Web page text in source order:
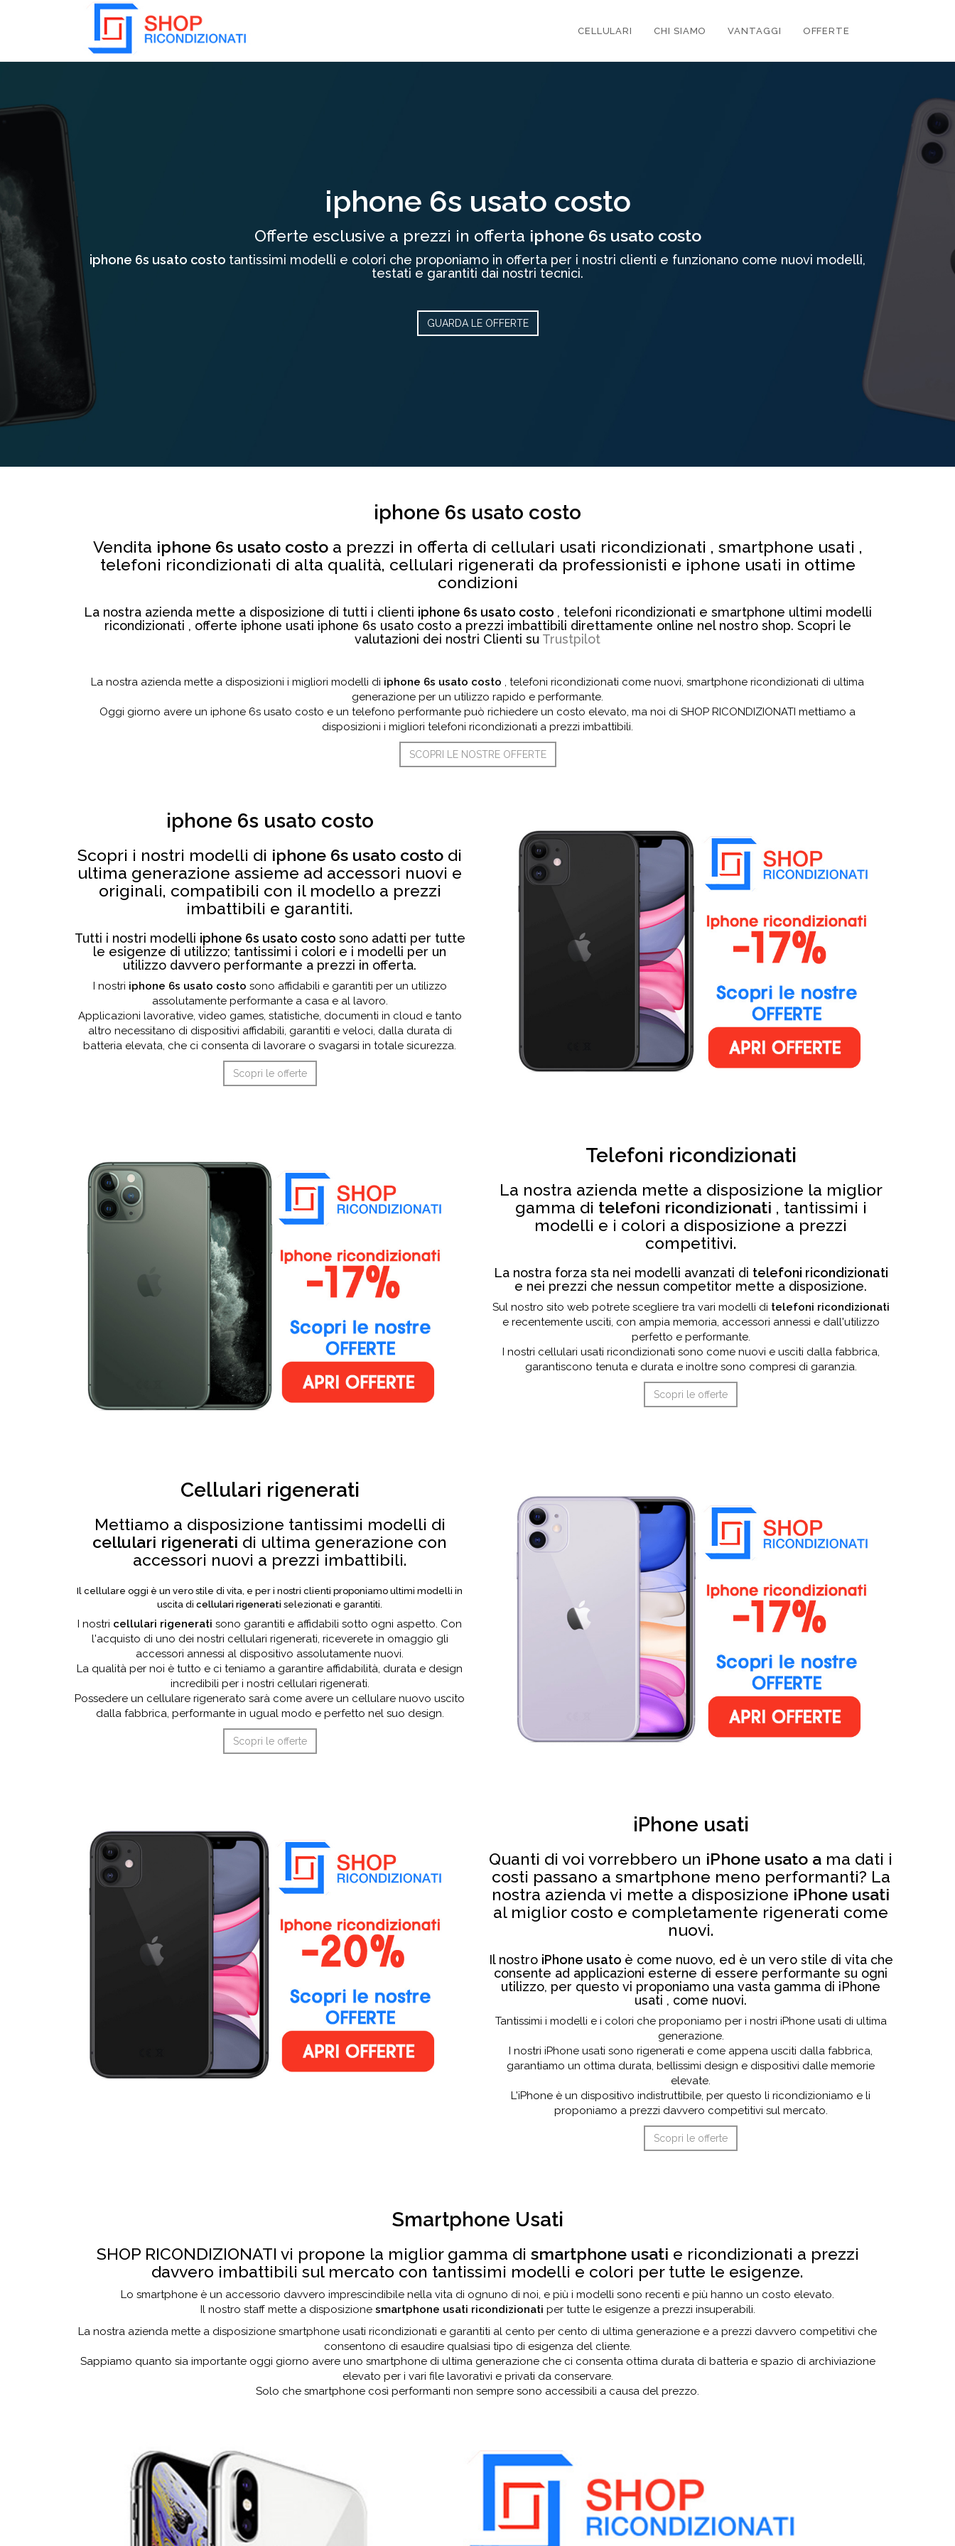
Collassa/Espandi
CELLULARI CHI SIAMO VANTAGGI OFFERTE
iphone 6s usato costo
Offerte esclusive a prezzi in offerta iphone 6s usato costo
iphone 6s usato costo tantissimi modelli e colori che proponiamo in offerta per i nostri clienti e funzionano come nuovi modelli,
testati e garantiti dai nostri tecnici.
GUARDA LE OFFERTE
iphone 6s usato costo
Vendita iphone 6s usato costo a prezzi in offerta di cellulari usati ricondizionati , smartphone usati ,
telefoni ricondizionati di alta qualità, cellulari rigenerati da professionisti e iphone usati in ottime
condizioni
La nostra azienda mette a disposizione di tutti i clienti iphone 6s usato costo , telefoni ricondizionati e smartphone ultimi modelli
ricondizionati , offerte iphone usati iphone 6s usato costo a prezzi imbattibili direttamente online nel nostro shop. Scopri le
valutazioni dei nostri Clienti su Trustpilot
La nostra azienda mette a disposizioni i migliori modelli di iphone 6s usato costo , telefoni ricondizionati come nuovi, smartphone ricondizionati di ultima
generazione per un utilizzo rapido e performante.
Oggi giorno avere un iphone 6s usato costo e un telefono performante può richiedere un costo elevato, ma noi di SHOP RICONDIZIONATI mettiamo a
disposizioni i migliori telefoni ricondizionati a prezzi imbattibili.
SCOPRI LE NOSTRE OFFERTE
iphone 6s usato costo
Scopri i nostri modelli di iphone 6s usato costo di
ultima generazione assieme ad accessori nuovi e
originali, compatibili con il modello a prezzi
imbattibili e garantiti.
Tutti i nostri modelli iphone 6s usato costo sono adatti per tutte
le esigenze di utilizzo; tantissimi i colori e i modelli per un
utilizzo davvero performante a prezzi in offerta.
I nostri iphone 6s usato costo sono affidabili e garantiti per un utilizzo
assolutamente performante a casa e al lavoro.
Applicazioni lavorative, video games, statistiche, documenti in cloud e tanto
altro necessitano di dispositivi affidabili, garantiti e veloci, dalla durata di
batteria elevata, che ci consenta di lavorare o svagarsi in totale sicurezza.
Scopri le offerte
Telefoni ricondizionati
La nostra azienda mette a disposizione la miglior
gamma di telefoni ricondizionati , tantissimi i
modelli e i colori a disposizione a prezzi
competitivi.
La nostra forza sta nei modelli avanzati di telefoni ricondizionati
e nei prezzi che nessun competitor mette a disposizione.
Sul nostro sito web potrete scegliere tra vari modelli di telefoni ricondizionati
e recentemente usciti, con ampia memoria, accessori annessi e dall'utilizzo
perfetto e performante.
I nostri cellulari usati ricondizionati sono come nuovi e usciti dalla fabbrica,
garantiscono tenuta e durata e inoltre sono compresi di garanzia.
Scopri le offerte
Cellulari rigenerati
Mettiamo a disposizione tantissimi modelli di
cellulari rigenerati di ultima generazione con
accessori nuovi a prezzi imbattibili.
Il cellulare oggi è un vero stile di vita, e per i nostri clienti proponiamo ultimi modelli in
uscita di cellulari rigenerati selezionati e garantiti.
I nostri cellulari rigenerati sono garantiti e affidabili sotto ogni aspetto. Con
l'acquisto di uno dei nostri cellulari rigenerati, riceverete in omaggio gli
accessori annessi al dispositivo assolutamente nuovi.
La qualità per noi è tutto e ci teniamo a garantire affidabilità, durata e design
incredibili per i nostri cellulari rigenerati.
Possedere un cellulare rigenerato sarà come avere un cellulare nuovo uscito
dalla fabbrica, performante in ugual modo e perfetto nel suo design.
Scopri le offerte
iPhone usati
Quanti di voi vorrebbero un iPhone usato a ma dati i
costi passano a smartphone meno performanti? La
nostra azienda vi mette a disposizione iPhone usati
al miglior costo e completamente rigenerati come
nuovi.
Il nostro iPhone usato è come nuovo, ed è un vero stile di vita che
consente ad applicazioni esterne di essere performante su ogni
utilizzo, per questo vi proponiamo una vasta gamma di iPhone
usati , come nuovi.
Tantissimi i modelli e i colori che proponiamo per i nostri iPhone usati di ultima
generazione.
I nostri iPhone usati sono rigenerati e come appena usciti dalla fabbrica,
garantiamo un ottima durata, bellissimi design e dispositivi dalle memorie
elevate.
L'iPhone è un dispositivo indistruttibile, per questo li ricondizioniamo e li
proponiamo a prezzi davvero competitivi sul mercato.
Scopri le offerte
Smartphone Usati
SHOP RICONDIZIONATI vi propone la miglior gamma di smartphone usati e ricondizionati a prezzi
davvero imbattibili sul mercato con tantissimi modelli e colori per tutte le esigenze.
Lo smartphone è un accessorio davvero imprescindibile nella vita di ognuno di noi, e più i modelli sono recenti e più hanno un costo elevato.
Il nostro staff mette a disposizione smartphone usati ricondizionati per tutte le esigenze a prezzi insuperabili.
La nostra azienda mette a disposizione smartphone usati ricondizionati e garantiti al cento per cento di ultima generazione e a prezzi davvero competitivi che
consentono di esaudire qualsiasi tipo di esigenza del cliente.
Sappiamo quanto sia importante oggi giorno avere uno smartphone di ultima generazione che ci consenta ottima durata di batteria e spazio di archiviazione
elevato per i vari file lavorativi e privati da conservare.
Solo che smartphone così performanti non sempre sono accessibili a causa del prezzo.